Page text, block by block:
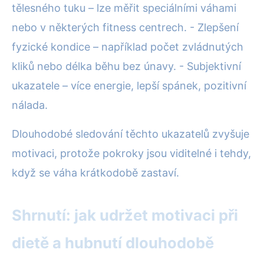
tělesného tuku – lze měřit speciálními váhami
nebo v některých fitness centrech. - Zlepšení
fyzické kondice – například počet zvládnutých
kliků nebo délka běhu bez únavy. - Subjektivní
ukazatele – více energie, lepší spánek, pozitivní
nálada.
Dlouhodobé sledování těchto ukazatelů zvyšuje
motivaci, protože pokroky jsou viditelné i tehdy,
když se váha krátkodobě zastaví.
Shrnutí: jak udržet motivaci při
dietě a hubnutí dlouhodobě